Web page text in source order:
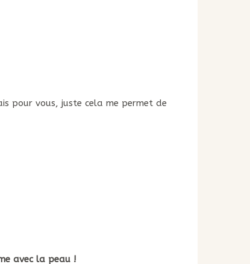
pour vous, juste cela me permet de
avec la peau !